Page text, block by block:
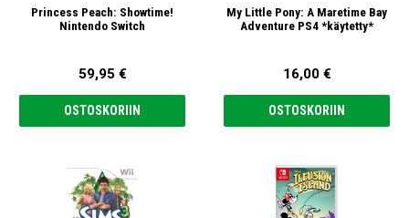
Princess Peach: Showtime!
Nintendo Switch
59,95 €
OSTOSKORIIN
My Little Pony: A Maretime Bay
Adventure PS4 *käytetty*
16,00 €
OSTOSKORIIN